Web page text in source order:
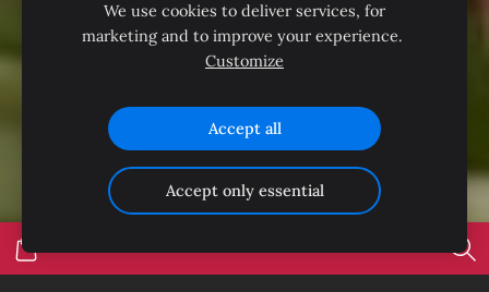
We use cookies to deliver services, for
marketing and to improve your experience.
Customize
Accept all
Accept only essential